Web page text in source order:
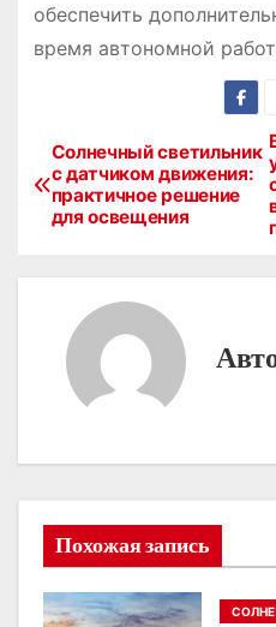
обеспечить
время автономной
Н
а
я
п
Солнечный светильник
с датчиком движения:
практичное решение
для освещения
Похожая запись